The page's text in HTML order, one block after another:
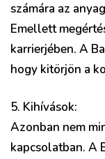
számára az
Emellett
karrierjében. A
hogy kitörjön a
5. Kihívások:
Azonban nem
kapcsolatban. A